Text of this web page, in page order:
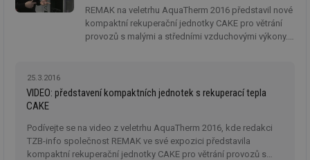
REMAK na veletrhu AquaTherm 2016 představil nové
kompaktní rekuperační jednotky CAKE pro větrání
provozů s malými a středními vzduchovými výkony.
25.3.2016
VIDEO: představení kompaktních jednotek s rekuperací tepla
CAKE
Podívejte se na video z veletrhu AquaTherm 2016, kde redakci
TZB-info společnost REMAK ve své expozici představila
kompaktní rekuperační jednotky CAKE pro větrání provozů s